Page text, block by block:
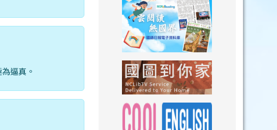
逼真。 link to https://
link to https://